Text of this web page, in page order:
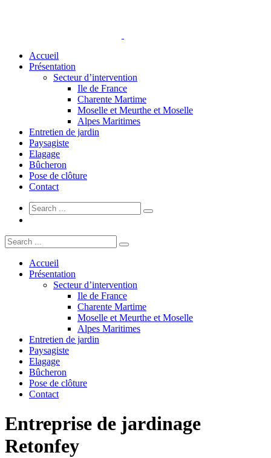
Accueil
Présentation
Secteur d’intervention
Ile de France
Charente Martime
Moselle et Meurthe et Moselle
Alpes Maritimes
Entretien de jardin
Paysagiste
Elagage
Bûcheron
Pose de clôture
Contact
Accueil
Présentation
Secteur d’intervention
Ile de France
Charente Martime
Moselle et Meurthe et Moselle
Alpes Maritimes
Entretien de jardin
Paysagiste
Elagage
Bûcheron
Pose de clôture
Contact
Entreprise de jardinage
Retonfey